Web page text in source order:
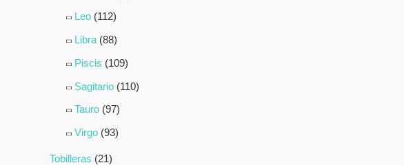
Leo (112)
Libra (88)
Piscis (109)
Sagitario (110)
Tauro (97)
Virgo (93)
Tobilleras (21)